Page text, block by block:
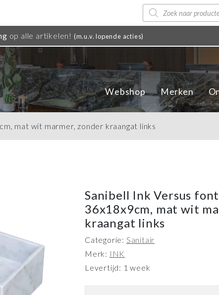
Producten
zoeken
op alle artikelen! (m.u.v. lopende acties)
Webshop Merken
mat wit marmer, zonder kraangat links
Sanibell Ink Versus
36x18x9cm, mat wit
kraangat links
Categorie: Sanitair
Merk: INK
Levertijd: 1 week